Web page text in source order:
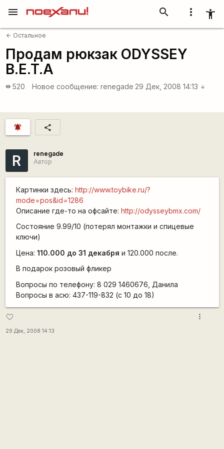
more_vert accessibility_new
search
menu
arrow_back Остальное
Продам рюкзак ODYSSEY
B.E.T.A
visibility 520 Новое сообщение: renegade 29 Дек, 2008 14:13 arrow_downward
notifications_active share
R
renegade
Автор
Картинки здесь: http://www.toybike.ru/?
mode=pos&id=1286
Описание где-то на офсайте: http://odysseybmx.com/
Состояние 9.99/10 (потерял монтажки и спицевые
ключи)
Цена: 110.000 до 31 декабря и 120.000 после.
В подарок розовый фликер
Вопросы по телефону: 8 029 1460676, Данила
Вопросы в асю: 437-119-832 (с 10 до 18)
favorite_border
29 Дек, 2008 14:13
more_vert